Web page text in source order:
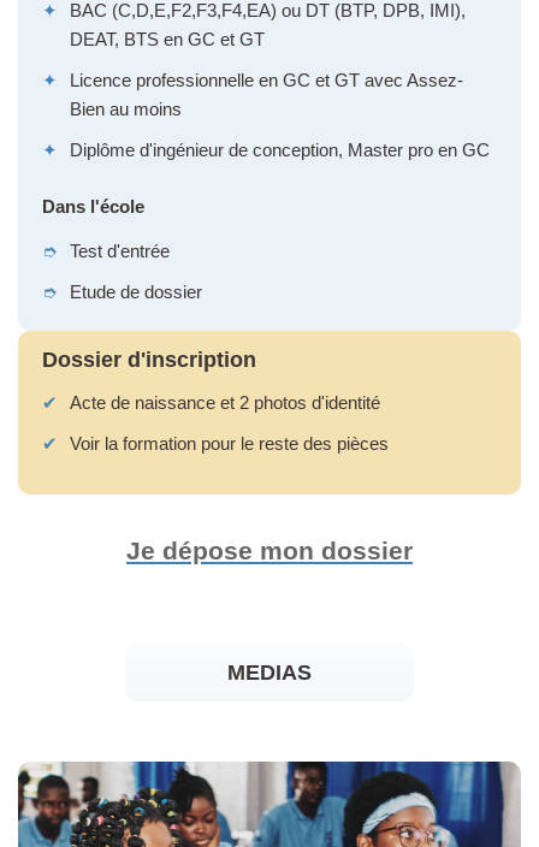
✦
BAC (C,D,E,F2,F3,F4,EA) ou DT (BTP, DPB, IMI),
DEAT, BTS en GC et GT
✦
Licence professionnelle en GC et GT avec Assez-
Bien au moins
✦
Diplôme d'ingénieur de conception, Master pro en GC
Dans l'école
➮
Test d'entrée
➮
Etude de dossier
Dossier d'inscription
✔
Acte de naissance et 2 photos d'identité
✔
Voir la formation pour le reste des pièces
Je dépose mon dossier
MEDIAS